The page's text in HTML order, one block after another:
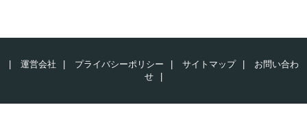
運営会社 プライバシーポリシー サイトマップ
お問い合わ
せ